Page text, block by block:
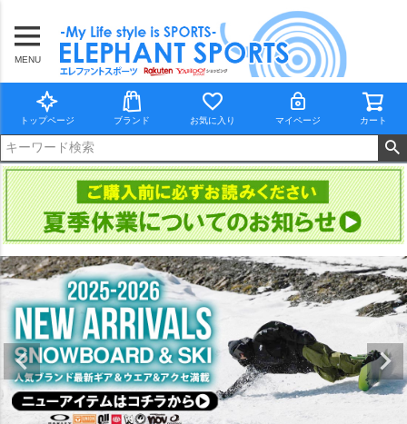
MENU
トップページ ブランド お気に入り マイページ カート